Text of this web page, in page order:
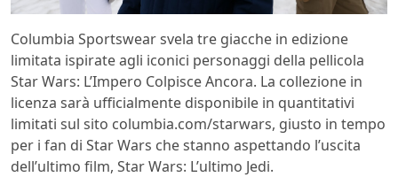
Columbia Sportswear svela tre giacche in edizione
limitata ispirate agli iconici personaggi della pellicola
Star Wars: L’Impero Colpisce Ancora. La collezione in
licenza sarà ufficialmente disponibile in quantitativi
limitati sul sito columbia.com/starwars, giusto in tempo
per i fan di Star Wars che stanno aspettando l’uscita
dell’ultimo film, Star Wars: L’ultimo Jedi.